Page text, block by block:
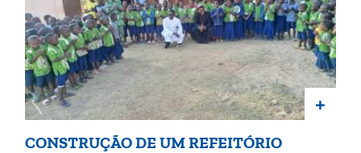
+
CONSTRUÇÃO DE UM REFEITÓRIO